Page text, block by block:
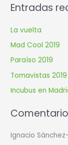
s
a
r
p
o
r
Entradas
La vuelta
Mad Cool 2019
Paraíso 2019
Tomavistas 2019
Incubus en
Ignacio